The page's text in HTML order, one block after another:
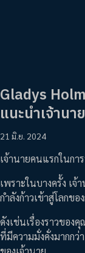
Gladys
แนะนำเจ้าน
21 มิ.ย. 2024
เจ้านายคนแรกในก
เพราะในบางครั้ง เ
กำลังก้าวเข้าสู่โลกขอ
ดังเช่นเรื่องราวของ
ที่มีความมั่งคั่งมากกว่